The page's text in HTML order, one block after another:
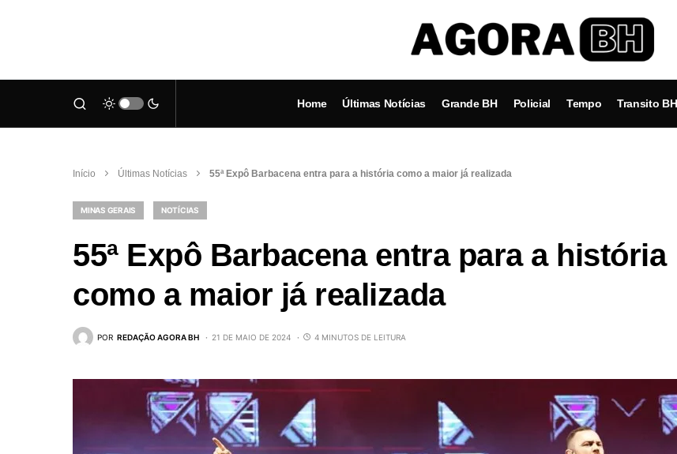
Home Últimas Notícias Grande BH Policial Tempo Transito BH
Início Últimas Notícias 55ª Expô Barbacena entra para a história como a maior já realizada
MINAS GERAIS NOTÍCIAS
55ª Expô Barbacena entra para a história
como a maior já realizada
POR REDAÇÃO AGORA BH 21 DE MAIO DE 2024 4 MINUTOS DE LEITURA